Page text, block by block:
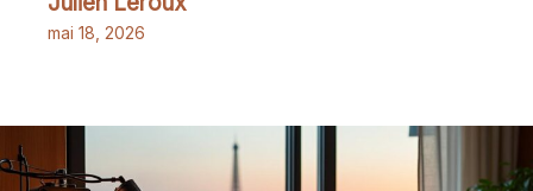
mai 18, 2026